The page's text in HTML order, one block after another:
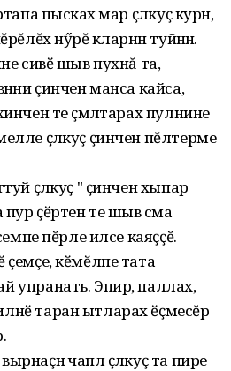
пысӑках мар ҫӑлкуҫ курнӑ,
нӳрӗ кӑларнӑн туйӑннӑ.
сивӗ шыв пухнă та,
ҫинчен манса кайса,
те ҫӑмӑлтарах пулнине
ҫӑлкуҫ ҫинчен пӗлтерме
ҫӑлкуҫ " ҫинчен хыпар
пур ҫӗртен те шыв ӑсма
пӗрле илсе каяҫҫӗ.
кӗмӗлпе тата
упранать. Эпир, паллах,
таран ытларах ӗҫмесĕр
чаплӑ ҫӑлкуҫ та пире